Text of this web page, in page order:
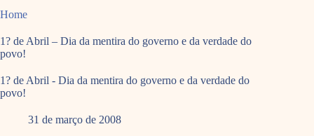
Home
1? de Abril – Dia da mentira do governo e da verdade do
povo!
1? de Abril - Dia da mentira do governo e da verdade do
povo!
31 de março de 2008